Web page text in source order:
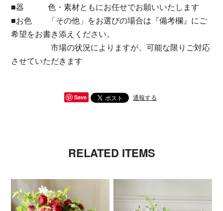
■器 色・素材ともにお任せでお願いいたします
■お色 「その他」をお選びの場合は『備考欄』にご
希望をお書き添えください。
市場の状況によりますが、可能な限りご対応
させていただきます
Save 通報する
RELATED ITEMS